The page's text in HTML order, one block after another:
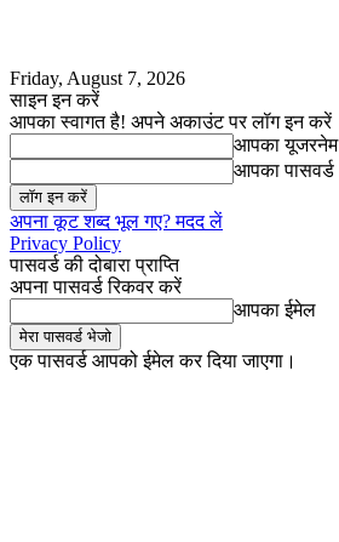
Friday, August 7, 2026
साइन इन करें
आपका स्वागत है! अपने अकाउंट पर लॉग इन करें
आपका यूजरनेम
आपका पासवर्ड
अपना कूट शब्द भूल गए? मदद लें
Privacy Policy
पासवर्ड की दोबारा प्राप्ति
अपना पासवर्ड रिकवर करें
आपका ईमेल
एक पासवर्ड आपको ईमेल कर दिया जाएगा।